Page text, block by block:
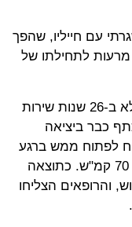
עם חייליו, שהפך
לתחילתו של
זה קרה בשנת 2008 כאשר פלטין, שמילא ב-26 שנות שירות
כבר ביציאה
לפתוח ממש ברגע
האחרון, ובקרקע הוא פגע במהירות של 70 קמ"ש. כתוצאה
והרופאים הצליחו